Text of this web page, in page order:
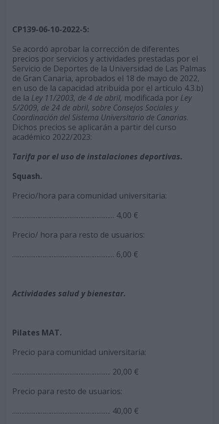
CP139-06-10-2022-5:
Se acordó aprobar la corrección de diferentes
precios por servicios y actividades prestadas por el
Servicio de Deportes de la Universidad de Las Palmas
de Gran Canaria, aprobados el 18 de mayo de 2022,
en uso de la capacidad atribuida por el artículo 4.3.b)
de la Ley 11/2003, de 4 de abril, modificada por Ley
5/2009, de 24 de abril, sobre Consejos Sociales y
Coordinación del Sistema Universitario de Canarias.
Dichos precios se aplicarán a partir del curso
académico 2022/2023:
Tarifa por el uso de instalaciones deportivas.
Squash.
Precio/hora para comunidad universitaria:
………………………………………………… 4,00 €
Precio/ hora para resto de usuarios:
………………………………………………… 6,00 €
Actividades salud y bienestar.
Pilates MAT.
Precio para comunidad universitaria:
………………………………………………. 20,00 €
Precio para resto de usuarios:
………………………………………………. 40,00 €